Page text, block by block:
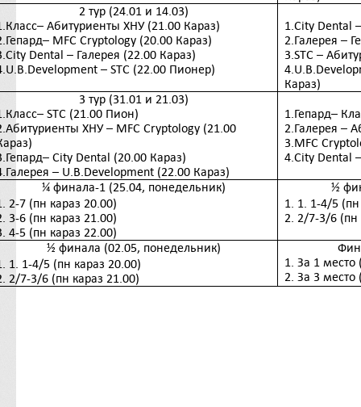
2 тур (24.01 и 14.03)
Абитуриенты ХНУ (21.00 Караз)
MFC Cryptology (20.00 Караз)
Dental – Галерея (22.00 Караз)
– STC (22.00 Пионер)
1.City Dental
2.Галерея –
3.STC –
Караз)
3 тур (31.01 и 21.03)
STC (21.00 Пион)
ХНУ – MFC Cryptology (21.00
Гепард– City Dental (20.00 Караз)
Галерея – U.B.Development (22.00 Караз)
1.Гепард–
2.Галерея –
3.MFC
4.City Dental
¼ финала-1 (25.04, понедельник)
2-7 (пн караз 20.00)
3-6 (пн караз 21.00)
4-5 (пн караз 22.00)
½
1. 1. 1-4/5
2. 2/7-3/6 (пн
½ финала (02.05, понедельник)
1. 1-4/5 (пн караз 20.00)
2/7-3/6 (пн караз 21.00)
1. За 1 место
2. За 3 место